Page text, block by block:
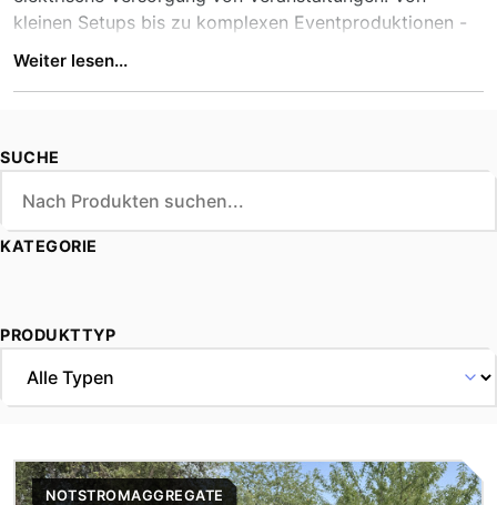
kleinen Setups bis zu komplexen Eventproduktionen -
hier finden sich Lösungen zur Stromverteilung,
im Eventeinsatz.
Weiter lesen...
SUCHE
KATEGORIE
PRODUKTTYP
NOTSTROMAGGREGATE